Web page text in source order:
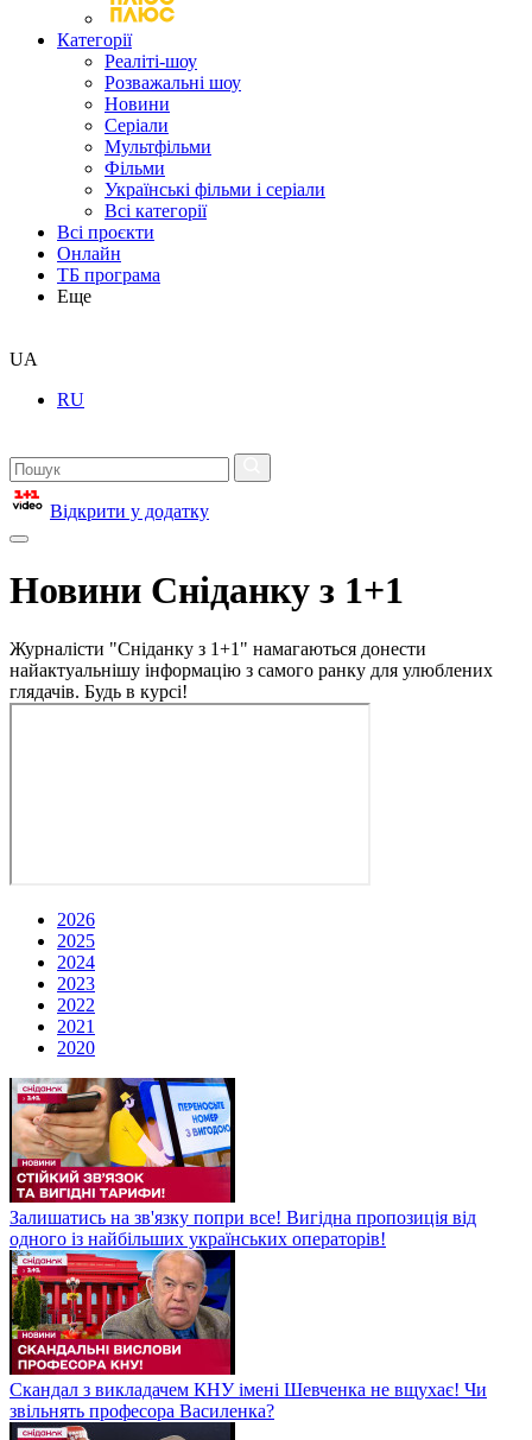
Категорії
Реаліті-шоу
Розважальні шоу
Новини
Серіали
Мультфільми
Фільми
Українські фільми і серіали
Всі категорії
Всі проєкти
Онлайн
ТБ програма
Еще
UA
RU
Відкрити у додатку
Новини Сніданку з 1+1
Журналісти "Сніданку з 1+1" намагаються донести
найактуальнішу інформацію з самого ранку для улюблених
глядачів. Будь в курсі!
2026
2025
2024
2023
2022
2021
2020
Залишатись на зв'язку попри все! Вигідна пропозиція від
одного із найбільших українських операторів!
Скандал з викладачем КНУ імені Шевченка не вщухає! Чи
звільнять професора Василенка?